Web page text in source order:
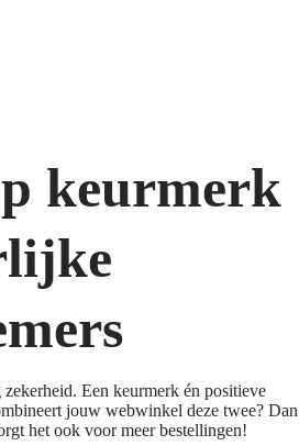
keurmerk
Een keurmerk én positieve
jouw webwinkel deze twee? Dan
het ook voor meer bestellingen!